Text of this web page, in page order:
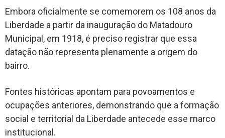
Embora oficialmente se comemorem os 108 anos da
Liberdade a partir da inauguração do Matadouro
Municipal, em 1918, é preciso registrar que essa
datação não representa plenamente a origem do
bairro.
Fontes históricas apontam para povoamentos e
ocupações anteriores, demonstrando que a formação
social e territorial da Liberdade antecede esse marco
institucional.